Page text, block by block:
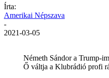
Írta:
Amerikai Népszava
-
2021-03-05
Németh Sándor a Trump-
Ő váltja a Klubrádió profi